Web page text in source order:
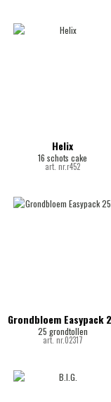
Helix
16 schots cake
art. nr.r452
Grondbloem Easypack
25 grondtollen
art. nr.02317